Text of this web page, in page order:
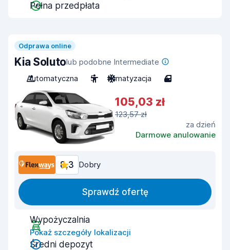
Pełna przedpłata
Odprawa online
Kia Solutolub podobne Intermediate
Automatyczna
5 Klimatyzacja 4
105,03 zł
123,57 zł
za dzień
Darmowe anulowanie
8,3 Dobry
Sprawdź ofertę
Wypożyczalnia
Pokaż szczegóły lokalizacji
Średni depozyt